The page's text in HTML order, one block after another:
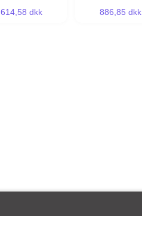
614,58 dkk
886,85 dkk